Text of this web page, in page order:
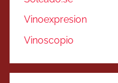
Vinoexpresion
Vinoscopio